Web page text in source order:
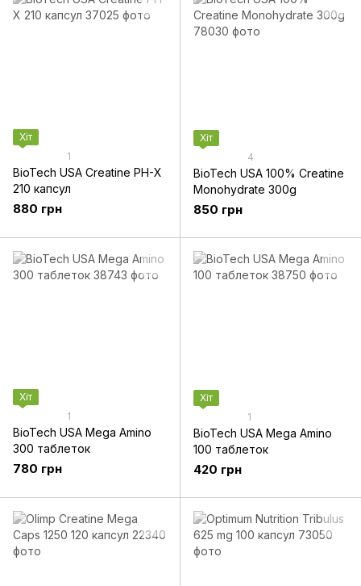
Хіт
1
BioTech USA Creatine PH-X
210 капсул
880 грн
Хіт
4
BioTech USA 100% Creatine
Monohydrate 300g
850 грн
Хіт
1
BioTech USA Mega Amino
300 таблеток
780 грн
Хіт
1
BioTech USA Mega Amino
100 таблеток
420 грн